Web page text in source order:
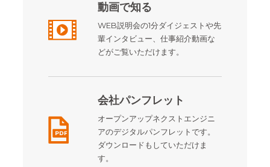
動画で知る
WEB説明会の1分ダイジェストや先
輩インタビュー、仕事紹介動画な
どがご覧いただけます。
会社パンフレット
オープンアップネクストエンジニ
アのデジタルパンフレットです。
ダウンロードもしていただけま
す。